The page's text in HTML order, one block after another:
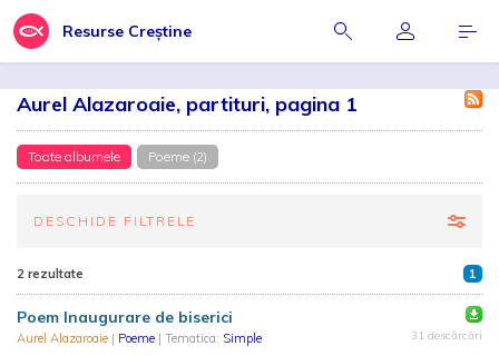
Resurse Creștine
Aurel Alazaroaie, partituri, pagina 1
Toate albumele Poeme (2)
DESCHIDE FILTRELE
2 rezultate 1
Poem Inaugurare de biserici
Aurel Alazaroaie | Poeme | Tematica: Simple 31 descărcări